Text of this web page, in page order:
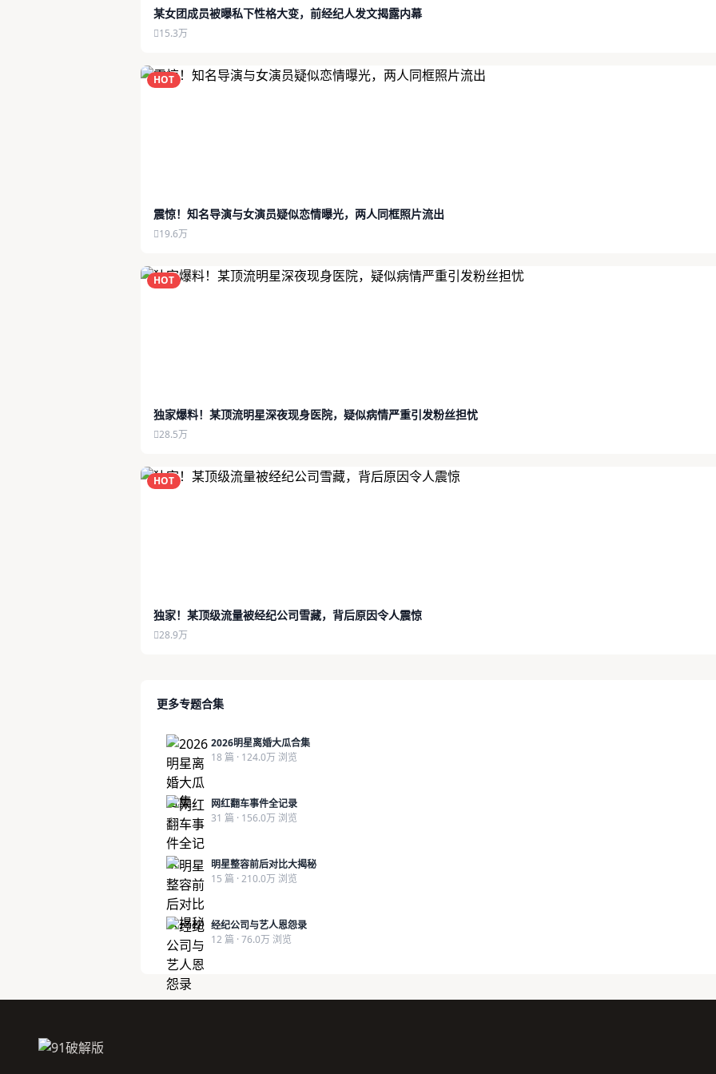
某女团成员被曝私下性格大变，前经纪人发文揭露内幕
15.3万
HOT
震惊！知名导演与女演员疑似恋情曝光，两人同框照片流出
19.6万
HOT
独家爆料！某顶流明星深夜现身医院，疑似病情严重引发粉丝担忧
28.5万
HOT
独家！某顶级流量被经纪公司雪藏，背后原因令人震惊
28.9万
更多专题合集
2026明星离婚大瓜合集
18 篇 · 124.0万 浏览
网红翻车事件全记录
31 篇 · 156.0万 浏览
明星整容前后对比大揭秘
15 篇 · 210.0万 浏览
经纪公司与艺人恩怨录
12 篇 · 76.0万 浏览